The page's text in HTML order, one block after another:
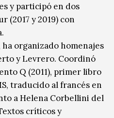
y participó en dos
(2017 y 2019) con
organizado homenajes
y Levrero. Coordinó
Q (2011), primer libro
traducido al francés en
a Helena Corbellini del
críticos y